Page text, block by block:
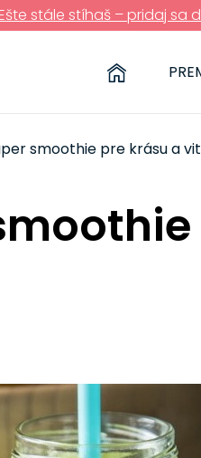
Ešte stále stíhaš – pridaj sa
smoothie pre krásu a